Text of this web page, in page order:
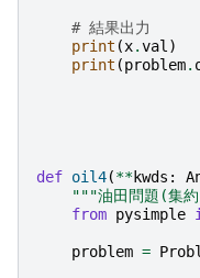
# 結果出力
print (x.val )
print (problem.
def oil4(**kwds :
"""油田問題(集
from pysimple
problem =